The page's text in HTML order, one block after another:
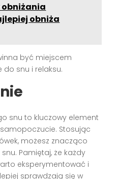
obniżania
obniża
być miejscem
do snu i relaksu.
snu to kluczowy element
Stosując
możesz znacząco
Pamiętaj, że każdy
eksperymentować i
sprawdzają się w